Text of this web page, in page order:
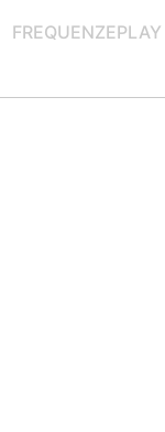
FREQUENZE